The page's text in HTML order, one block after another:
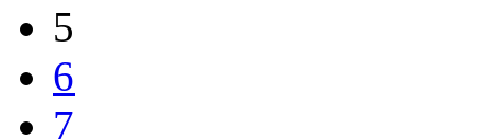
5
6
7